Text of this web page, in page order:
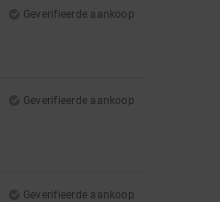
Geverifieerde aankoop
Geverifieerde aankoop
Geverifieerde aankoop